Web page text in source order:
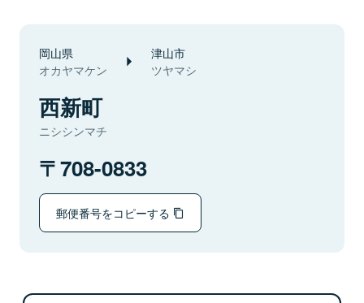
岡山県
オカヤマケン
津山市
ツヤマシ
西新町
ニシシンマチ
708-0833
郵便番号をコピーする